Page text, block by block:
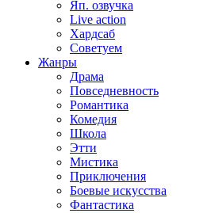
Яп. озвучка
Live action
Хардсаб
Советуем
Жанры
Драма
Повседневность
Романтика
Комедия
Школа
Этти
Мистика
Приключения
Боевые искусства
Фантастика